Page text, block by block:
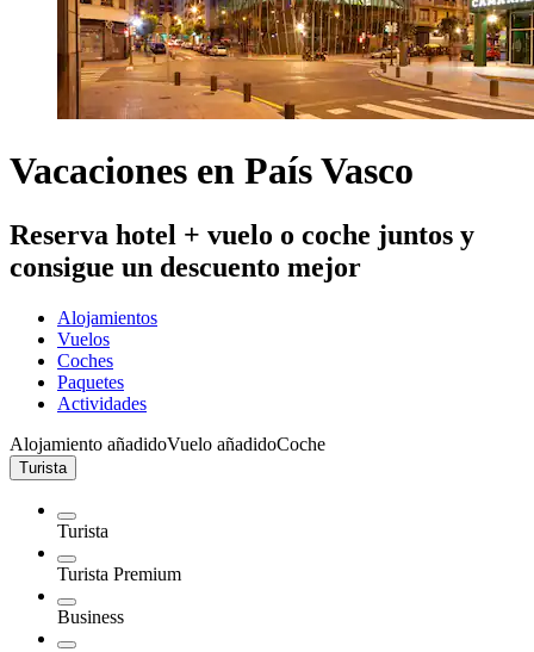
Vacaciones en País Vasco
Reserva hotel + vuelo o coche juntos y
consigue un descuento mejor
Alojamientos
Vuelos
Coches
Paquetes
Actividades
Alojamiento añadidoVuelo añadidoCoche
Turista
Turista
Turista Premium
Business